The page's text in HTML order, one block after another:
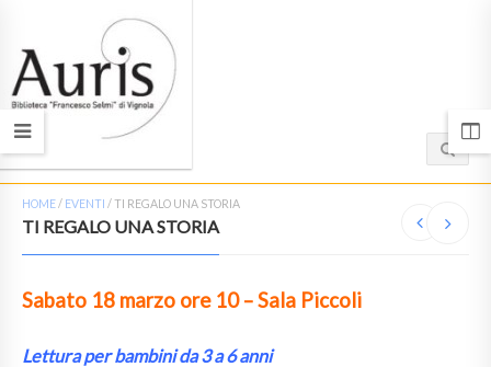
HOME/ EVENTI /TI REGALO UNA STORIA
TI REGALO UNA STORIA
Sabato 18 marzo ore 10 – Sala Piccoli
Lettura per bambini da 3 a 6 anni